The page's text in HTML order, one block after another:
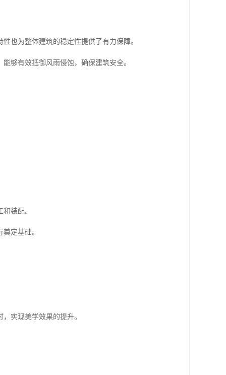
也为整体建筑的稳定性提供了有力保障。
够有效抵御风雨侵蚀，确保建筑安全。
装配。
定基础。
实现美学效果的提升。